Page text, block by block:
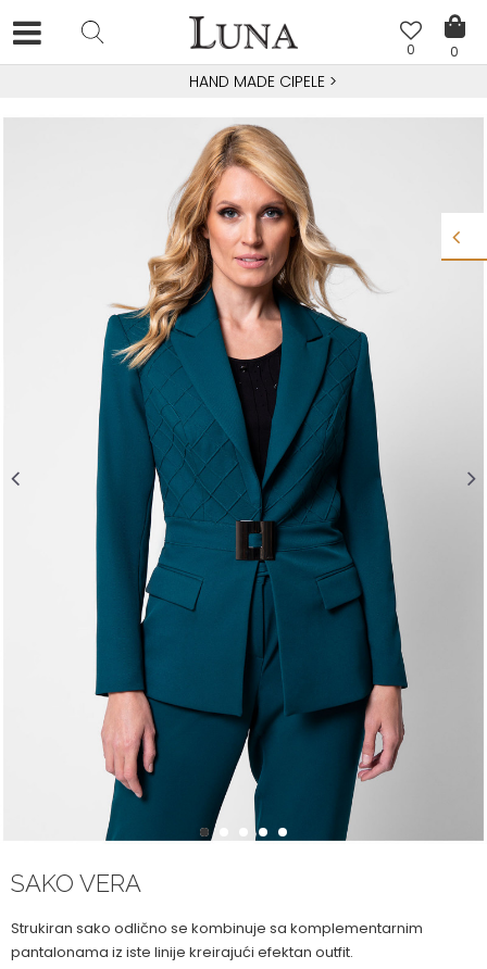
0
0
HAND MADE CIPELE>
1 3 4 5
SAKO VERA
Strukiran sako odlično se kombinuje sa komplementarnim
pantalonama iz iste linije kreirajući efektan outfit.